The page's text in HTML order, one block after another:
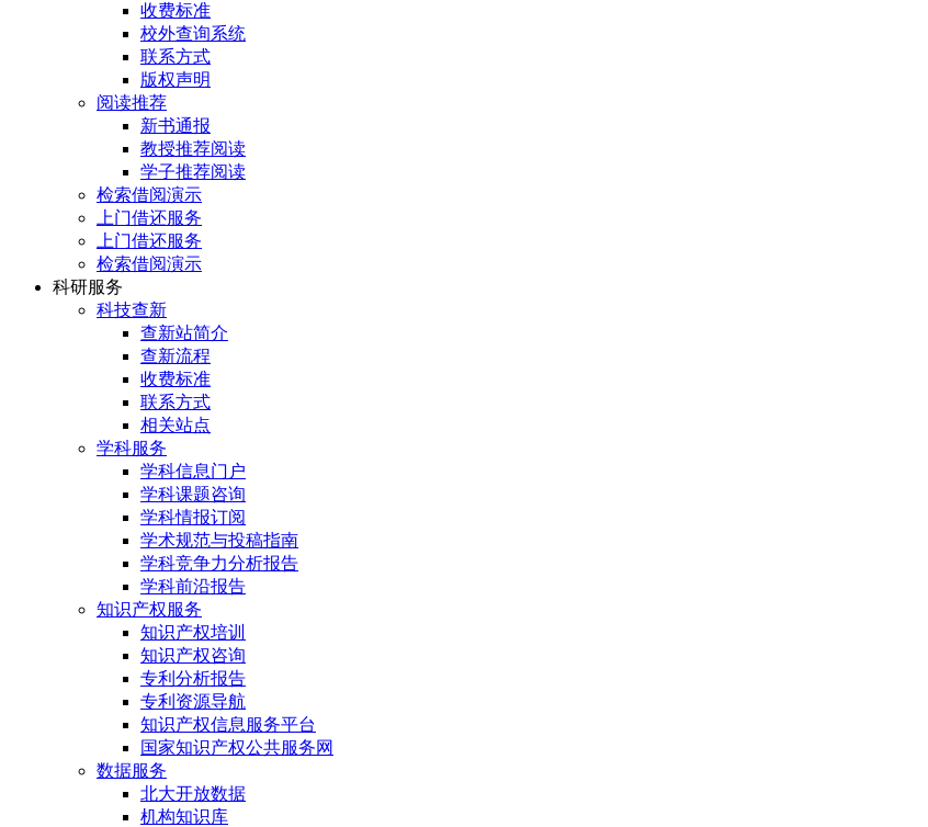
收费标准
校外查询系统
联系方式
版权声明
阅读推荐
新书通报
教授推荐阅读
学子推荐阅读
检索借阅演示
上门借还服务
上门借还服务
检索借阅演示
科研服务
科技查新
查新站简介
查新流程
收费标准
联系方式
相关站点
学科服务
学科信息门户
学科课题咨询
学科情报订阅
学术规范与投稿指南
学科竞争力分析报告
学科前沿报告
知识产权服务
知识产权培训
知识产权咨询
专利分析报告
专利资源导航
知识产权信息服务平台
国家知识产权公共服务网
数据服务
北大开放数据
机构知识库